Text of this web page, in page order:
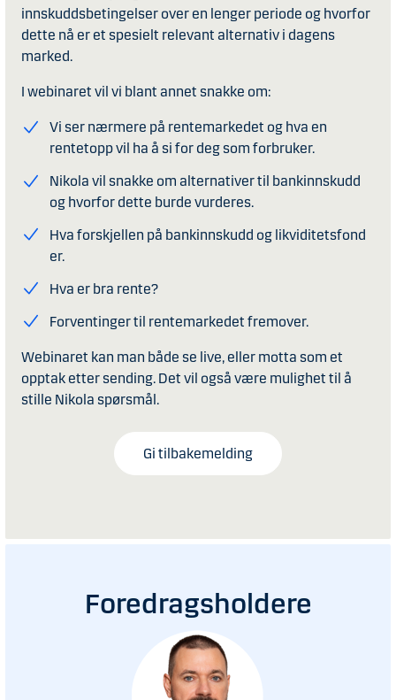
innskuddsbetingelser over en lenger periode og hvorfor
dette nå er et spesielt relevant alternativ i dagens
marked.
I webinaret vil vi blant annet snakke om:
Vi ser nærmere på rentemarkedet og hva en
rentetopp vil ha å si for deg som forbruker.
Nikola vil snakke om alternativer til bankinnskudd
og hvorfor dette burde vurderes.
Hva forskjellen på bankinnskudd og likviditetsfond
er.
Hva er bra rente?
Forventinger til rentemarkedet fremover.
Webinaret kan man både se live, eller motta som et
opptak etter sending. Det vil også være mulighet til å
stille Nikola spørsmål.
Gi tilbakemelding
Foredragsholdere